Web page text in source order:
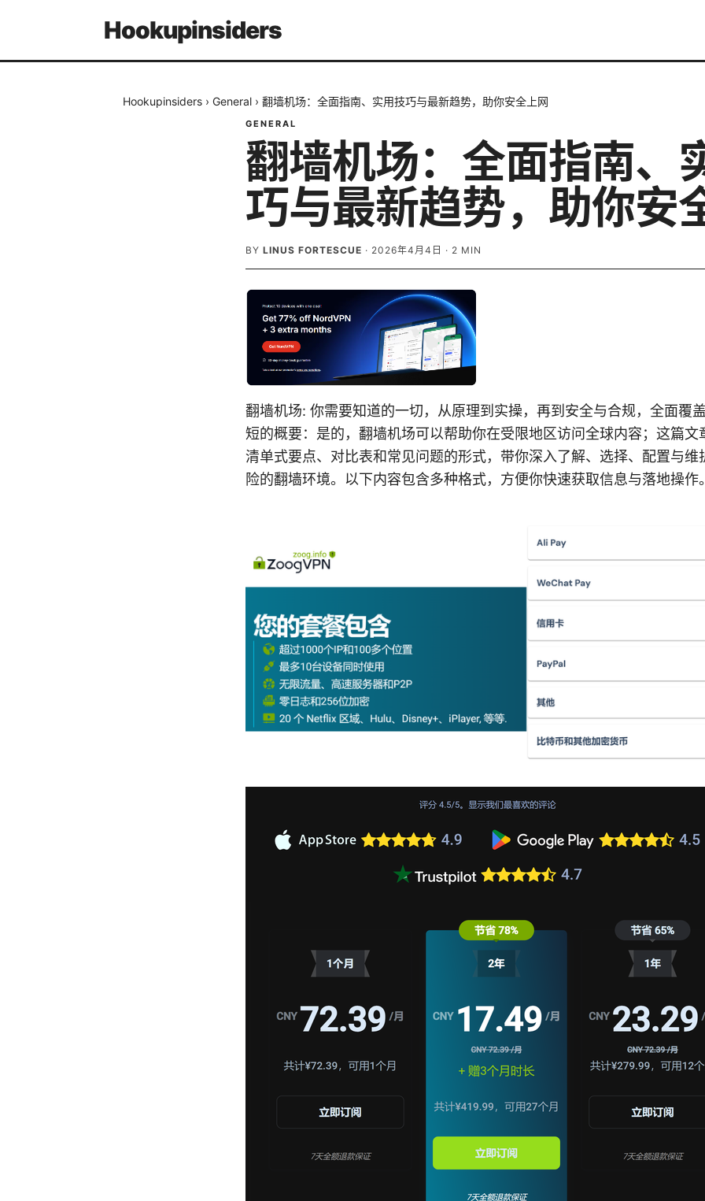
Hookupinsiders
Hookupinsiders › General › 翻墙机场：全面指南、实用技巧与最新趋势，助你安全上网
GENERAL
翻墙机场：全面指南、
巧与最新趋势，助你安
BY LINUS FORTESCUE · 2026年4月4日 · 2 MIN
翻墙机场: 你需要知道的一切，从原理到实操，再到安全与合规，全面覆
短的概要：是的，翻墙机场可以帮助你在受限地区访问全球内容；这篇文
清单式要点、对比表和常见问题的形式，带你深入了解、选择、配置与维
险的翻墙环境。以下内容包含多种格式，方便你快速获取信息与落地操作。